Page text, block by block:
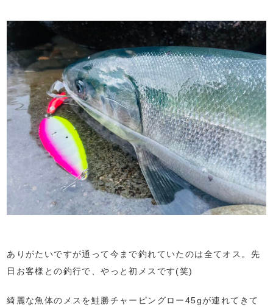
ありがたいですが通って今まで釣れていたのは全てオス。先
日お客様との釣行で、やっと初メスです(笑)
綺麗な魚体のメスを鮭勝チャーピングロー45gが連れてきて